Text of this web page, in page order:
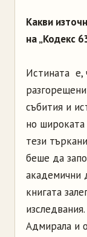
Какви
на „Кодекс
Истината е,
събития и
но
тези
беше да
академични
книгата
Адмирала и